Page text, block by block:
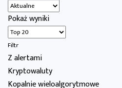
Pokaż wyniki
Filtr
Z alertami
Kryptowaluty
Kopalnie wieloalgorytmowe